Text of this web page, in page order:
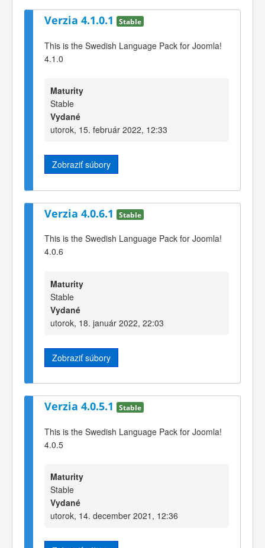
Verzia 4.1.0.1 Stable
This is the Swedish Language Pack for Joomla!
4.1.0
Maturity
Stable
Vydané
utorok, 15. február 2022, 12:33
Zobraziť súbory
Verzia 4.0.6.1 Stable
This is the Swedish Language Pack for Joomla!
4.0.6
Maturity
Stable
Vydané
utorok, 18. január 2022, 22:03
Zobraziť súbory
Verzia 4.0.5.1 Stable
This is the Swedish Language Pack for Joomla!
4.0.5
Maturity
Stable
Vydané
utorok, 14. december 2021, 12:36